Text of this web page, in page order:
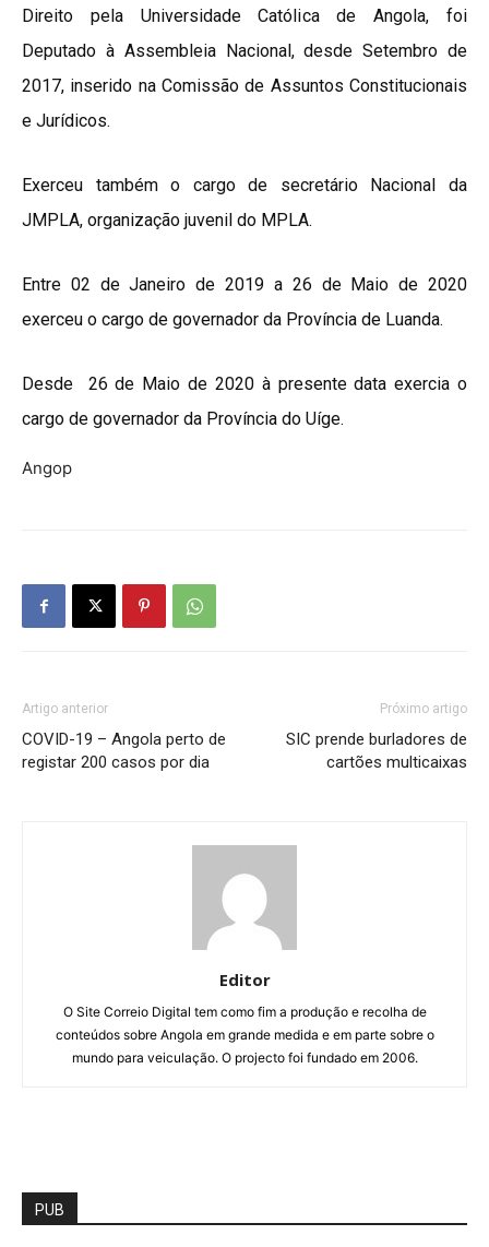
Direito pela Universidade Católica de Angola, foi
Deputado à Assembleia Nacional, desde Setembro de
2017, inserido na Comissão de Assuntos Constitucionais
e Jurídicos.
Exerceu também o cargo de secretário Nacional da
JMPLA, organização juvenil do MPLA.
Entre 02 de Janeiro de 2019 a 26 de Maio de 2020
exerceu o cargo de governador da Província de Luanda.
Desde 26 de Maio de 2020 à presente data exercia o
cargo de governador da Província do Uíge.
Angop
Artigo anterior
COVID-19 – Angola perto de
registar 200 casos por dia
Próximo artigo
SIC prende burladores de
cartões multicaixas
Editor
O Site Correio Digital tem como fim a produção e recolha de
conteúdos sobre Angola em grande medida e em parte sobre o
mundo para veiculação. O projecto foi fundado em 2006.
PUB